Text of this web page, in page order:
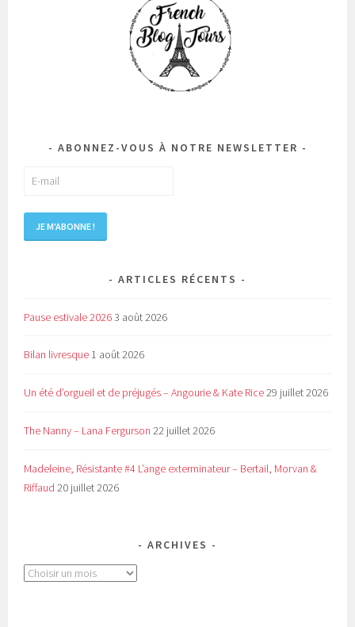
ABONNEZ-VOUS À NOTRE NEWSLETTER
ARTICLES RÉCENTS
Pause estivale 20263 août 2026
Bilan livresque 1 août 2026
Un été d’orgueil et de préjugés – Angourie & Kate Rice29 juillet 2026
The Nanny – Lana Fergurson 22 juillet 2026
Madeleine, Résistante #4 L’ange exterminateur – Bertail, Morvan &
Riffaud 20 juillet 2026
ARCHIVES
Archives